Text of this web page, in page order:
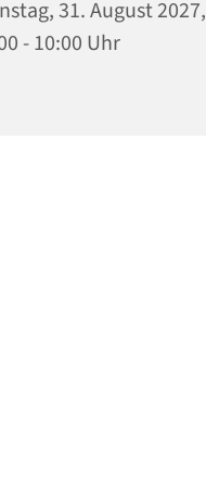
31. August 2027,
- 10:00 Uhr